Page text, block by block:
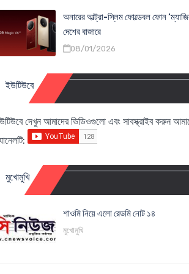
অনারের আল্ট্রা-স্লিম ফোল্ডেবল ফোন
দেশের বাজারে
08/01/2026
ইউটিউবে
দেখুন আমাদের ভিডিওগুলো এবং সাবস্ক্রাইব করুন
মুখোমুখি
শাওমি নিয়ে এলো রেডমি নোট ১৪
মুখোমুখি